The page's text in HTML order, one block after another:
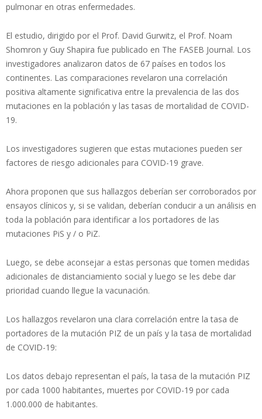
pulmonar en otras enfermedades.
El estudio, dirigido por el Prof. David Gurwitz, el Prof. Noam
Shomron y Guy Shapira fue publicado en The FASEB Journal. Los
investigadores analizaron datos de 67 países en todos los
continentes. Las comparaciones revelaron una correlación
positiva altamente significativa entre la prevalencia de las dos
mutaciones en la población y las tasas de mortalidad de COVID-
19.
Los investigadores sugieren que estas mutaciones pueden ser
factores de riesgo adicionales para COVID-19 grave.
Ahora proponen que sus hallazgos deberían ser corroborados por
ensayos clínicos y, si se validan, deberían conducir a un análisis en
toda la población para identificar a los portadores de las
mutaciones PiS y / o PiZ.
Luego, se debe aconsejar a estas personas que tomen medidas
adicionales de distanciamiento social y luego se les debe dar
prioridad cuando llegue la vacunación.
Los hallazgos revelaron una clara correlación entre la tasa de
portadores de la mutación PIZ de un país y la tasa de mortalidad
de COVID-19:
Los datos debajo representan el país, la tasa de la mutación PIZ
por cada 1000 habitantes, muertes por COVID-19 por cada
1.000.000 de habitantes.